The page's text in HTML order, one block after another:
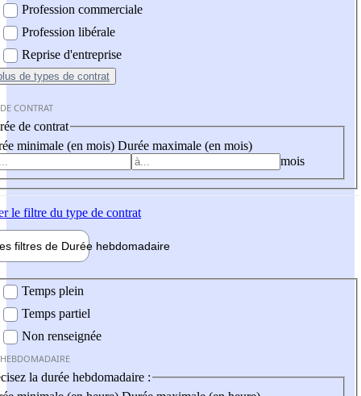
Profession commerciale
Profession libérale
Reprise d'entreprise
de types de contrat
CONTRAT
de contrat
minimale (en mois) Durée maximale (en mois)
mois
le filtre du type de contrat
filtres de Durée hebdomadaire
Temps plein
Temps partiel
Non renseignée
la durée hebdomadaire :